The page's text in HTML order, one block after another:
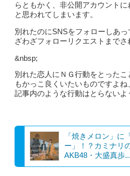
らともかく、非公開アカウント
と思われてしまいます。
別れたのにSNSをフォローしあ
ざわざフォローリクエストまで
&nbsp;
別れた恋人にＮＧ行動をとった
もかっこ良くいたいものですよ
記事内のような行動はとらないよ
「焼きメロン」に
ー」！？カミナリ
AKB48・大盛真歩...